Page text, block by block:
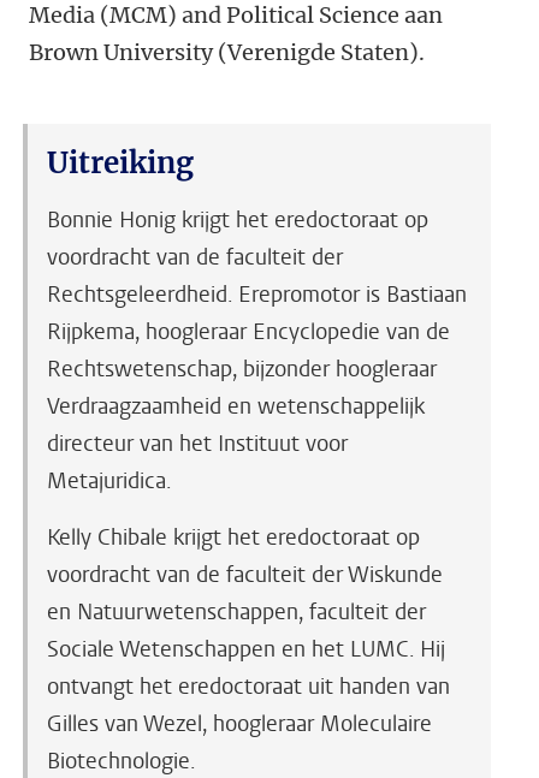
Media (MCM) and Political Science aan
Brown University (Verenigde Staten).
Uitreiking
Bonnie Honig krijgt het eredoctoraat op
voordracht van de faculteit der
Rechtsgeleerdheid. Erepromotor is Bastiaan
Rijpkema, hoogleraar Encyclopedie van de
Rechtswetenschap, bijzonder hoogleraar
Verdraagzaamheid en wetenschappelijk
directeur van het Instituut voor
Metajuridica.
Kelly Chibale krijgt het eredoctoraat op
voordracht van de faculteit der Wiskunde
en Natuurwetenschappen, faculteit der
Sociale Wetenschappen en het LUMC. Hij
ontvangt het eredoctoraat uit handen van
Gilles van Wezel, hoogleraar Moleculaire
Biotechnologie.